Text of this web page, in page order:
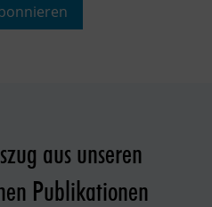
aus unseren
Publikationen